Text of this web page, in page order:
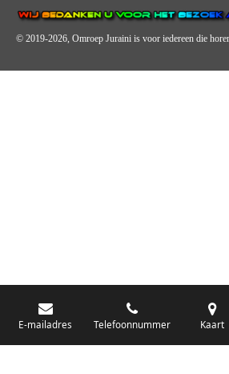
© 2019-2026, Omroep Juraini is voor iedereen die
E-mailadres Telefoonnummer Kaart
onze nieuwsapp kun je ook online luisteren
OMROEP JURAINI GAAT VERDER DAN